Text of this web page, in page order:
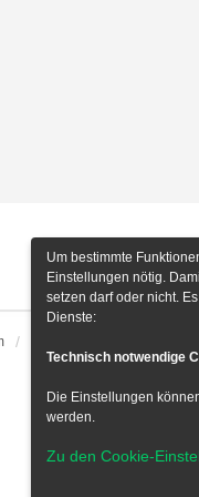
Um bestimmte
Einstellungen nötig.
setzen darf oder nicht.
Dienste:
Technisch notwendige
Die Einstellungen
werden.
Zu den Cookie-